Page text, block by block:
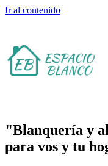
Ir al contenido
"Blanquería y
para vos y tu